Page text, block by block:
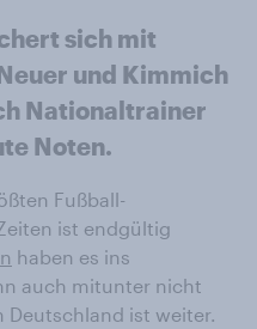
sich mit
und Kimmich
Nationaltrainer
Noten.
Fußball-
ist endgültig
haben es ins
auch mitunter nicht
Deutschland ist weiter.